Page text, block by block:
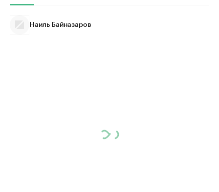
Наиль Байназаров